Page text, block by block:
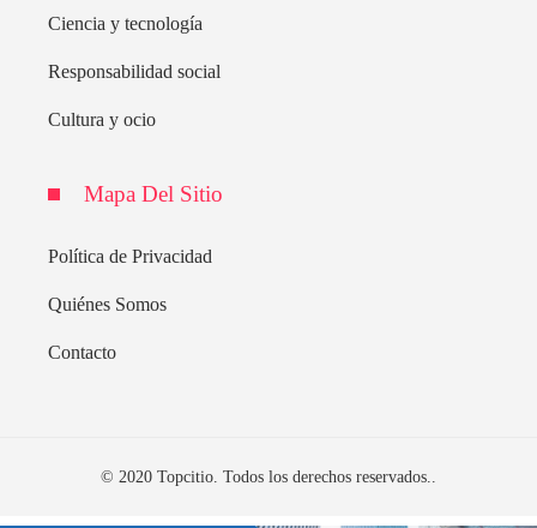
Ciencia y tecnología
Responsabilidad social
Cultura y ocio
Mapa Del Sitio
Política de Privacidad
Quiénes Somos
Contacto
© 2020 Topcitio. Todos los derechos reservados..